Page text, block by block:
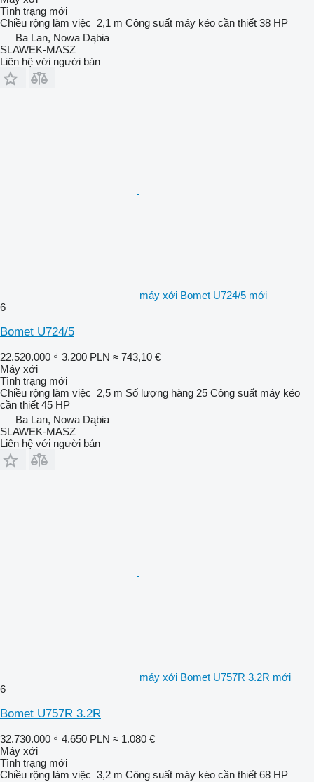
Tình trạng mới
Chiều rộng làm việc 2,1 m Công suất máy kéo cần thiết 38 HP
Ba Lan, Nowa Dąbia
SLAWEK-MASZ
Liên hệ với người bán
máy xới Bomet U724/5 mới
6
Bomet U724/5
22.520.000 ₫ 3.200 PLN ≈ 743,10 €
Máy xới
Tình trạng mới
Chiều rộng làm việc 2,5 m Số lượng hàng 25 Công suất máy kéo
cần thiết 45 HP
Ba Lan, Nowa Dąbia
SLAWEK-MASZ
Liên hệ với người bán
máy xới Bomet U757R 3.2R mới
6
Bomet U757R 3.2R
32.730.000 ₫ 4.650 PLN ≈ 1.080 €
Máy xới
Tình trạng mới
Chiều rộng làm việc 3,2 m Công suất máy kéo cần thiết 68 HP